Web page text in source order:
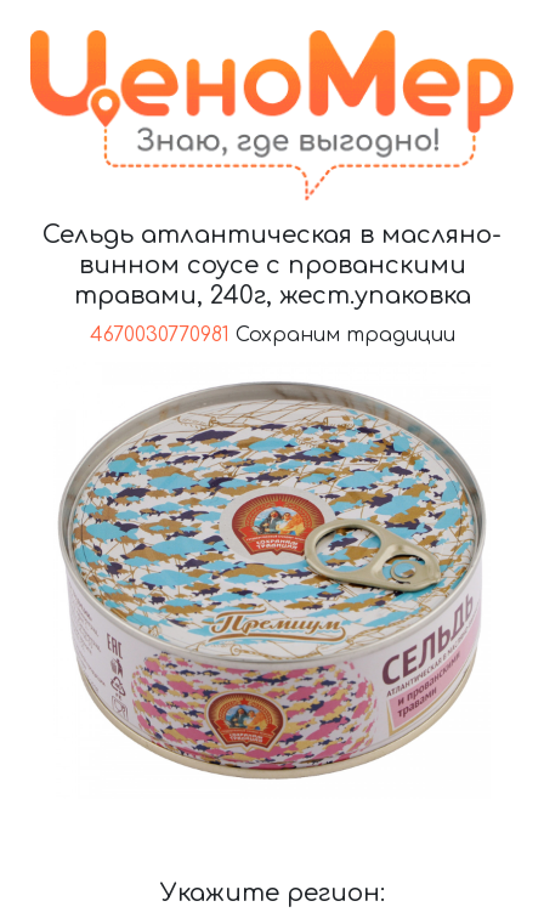
Сельдь атлантическая в масляно-
винном соусе с прованскими
травами, 240г, жест.упаковка
4670030770981 Сохраним традиции
Укажите регион: